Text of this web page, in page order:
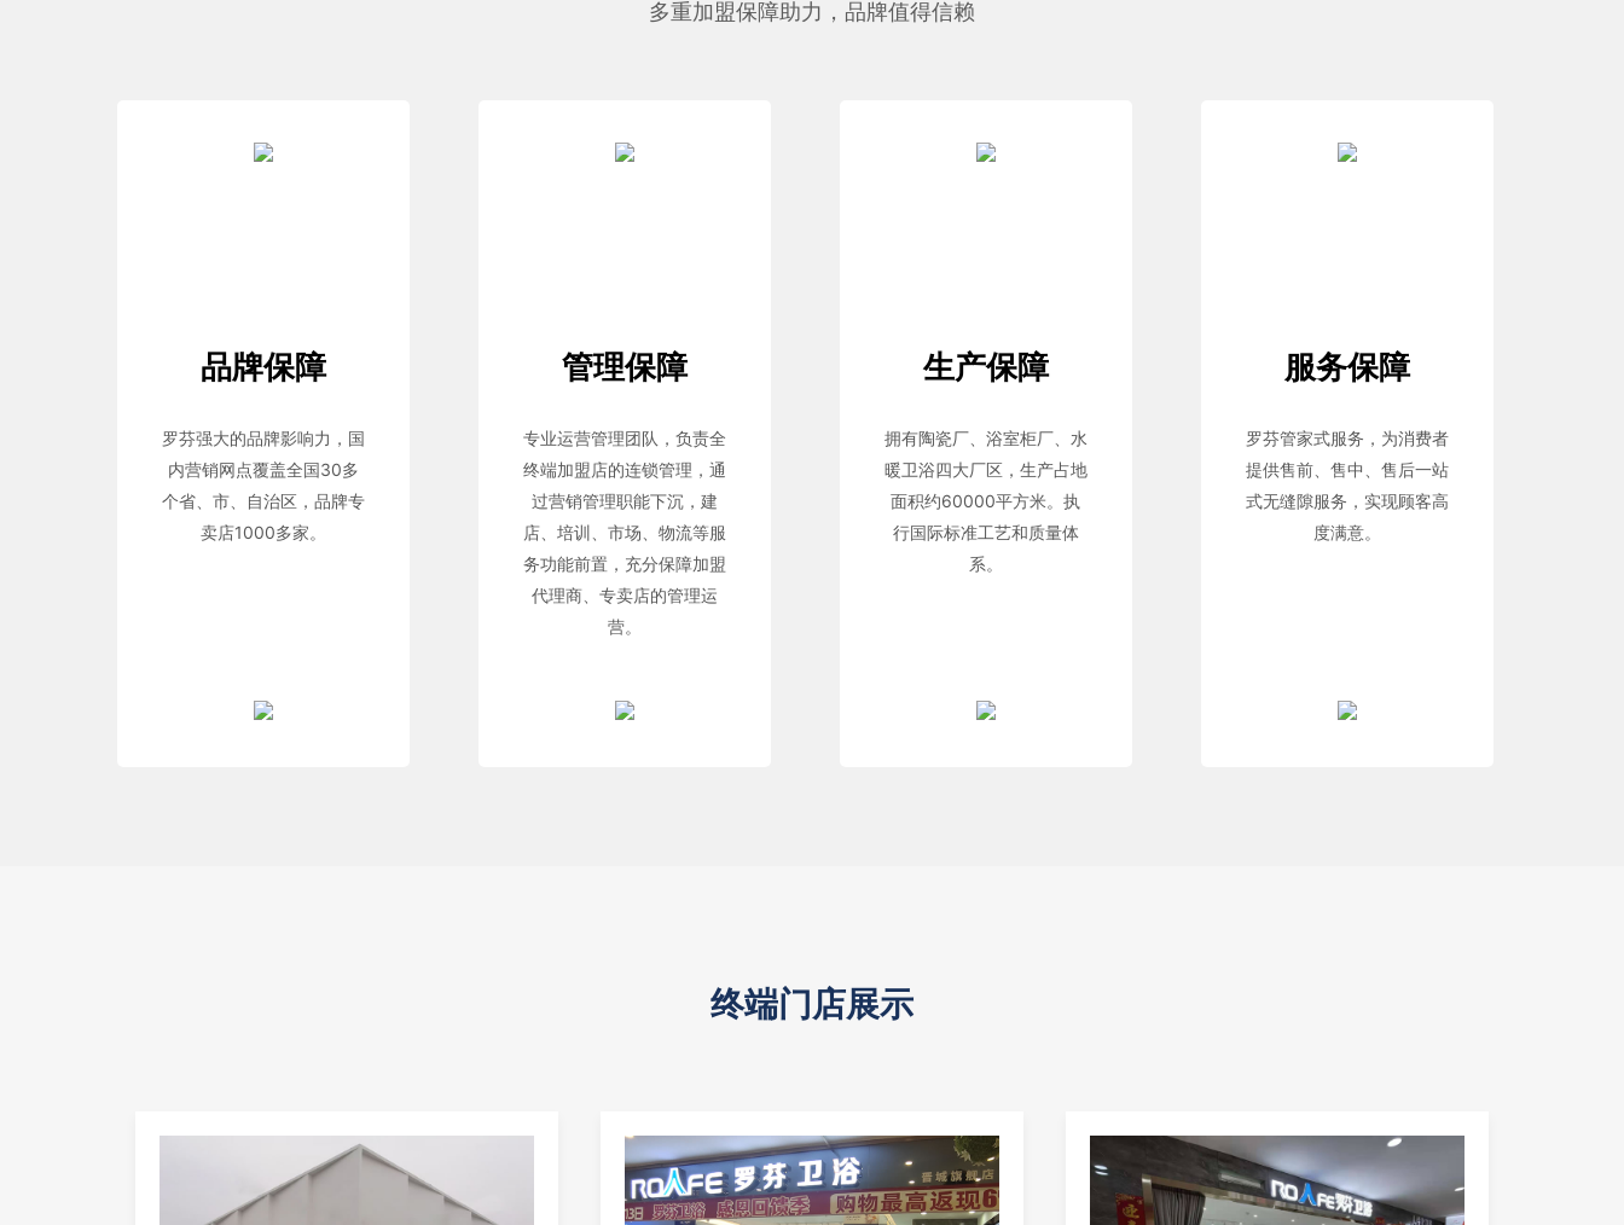
多重加盟保障助力，品牌值得信赖
品牌保障
罗芬强大的品牌影响力，国
内营销网点覆盖全国30多
个省、市、自治区，品牌专
卖店1000多家。
管理保障
专业运营管理团队，负责全
终端加盟店的连锁管理，通
过营销管理职能下沉，建
店、培训、市场、物流等服
务功能前置，充分保障加盟
代理商、专卖店的管理运
营。
生产保障
拥有陶瓷厂、浴室柜厂、水
暖卫浴四大厂区，生产占地
面积约60000平方米。执
行国际标准工艺和质量体
系。
服务保障
罗芬管家式服务，为消费者
提供售前、售中、售后一站
式无缝隙服务，实现顾客高
度满意。
终端门店展示